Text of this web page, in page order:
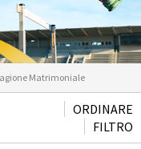
Matrimoniale
ORDINARE
FILTRO